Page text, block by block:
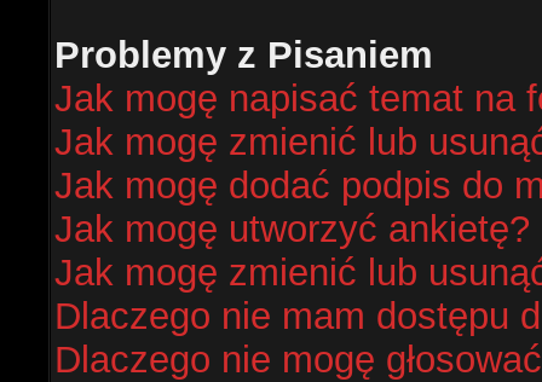
Problemy z Pisaniem
Jak mogę napisać temat na
Jak mogę zmienić lub
Jak mogę dodać podpis do
Jak mogę utworzyć ankietę?
Jak mogę zmienić lub
Dlaczego nie mam dostępu
Dlaczego nie mogę